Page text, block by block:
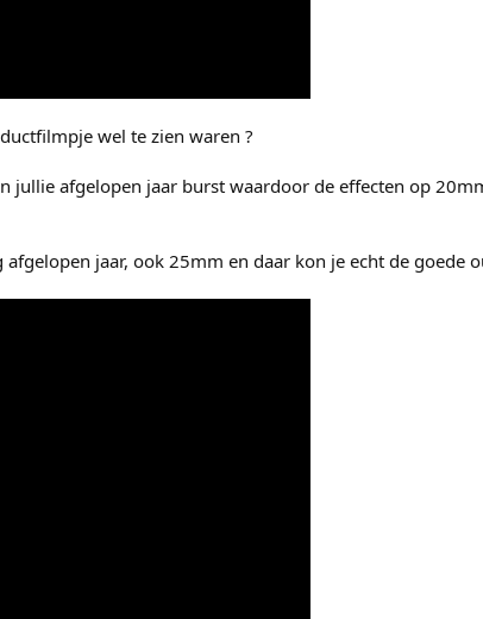
wel te zien waren ?
jullie afgelopen jaar burst waardoor de effecten op
jaar, ook 25mm en daar kon je echt de goede